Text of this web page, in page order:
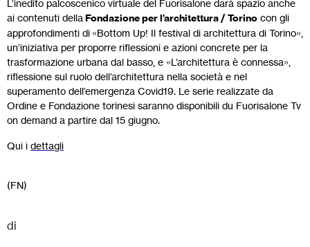
L’inedito palcoscenico virtuale del Fuorisalone darà spazio anche
ai contenuti dellaFondazione per l’architettura / Torino con gli
approfondimenti di «Bottom Up! Il festival di architettura di Torino»,
un’iniziativa per proporre riflessioni e azioni concrete per la
trasformazione urbana dal basso, e «L’architettura è connessa»,
riflessione sul ruolo dell’architettura nella società e nel
superamento dell’emergenza Covid19. Le serie realizzate da
Ordine e Fondazione torinesi saranno disponibili du Fuorisalone Tv
on demand a partire dal 15 giugno.
Qui i dettagli
(FN)
di